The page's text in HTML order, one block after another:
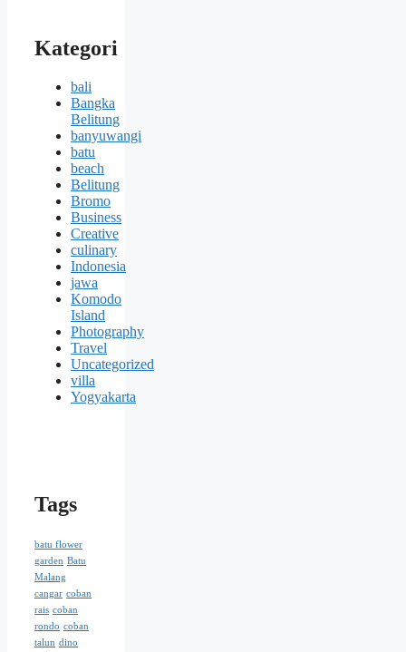
Kategori
bali
Bangka
Belitung
banyuwangi
batu
beach
Belitung
Bromo
Business
Creative
culinary
Indonesia
jawa
Komodo
Island
Photography
Travel
Uncategorized
villa
Yogyakarta
Tags
batu flower
garden Batu
Malang
cangar coban
rais coban
rondo coban
talun dino